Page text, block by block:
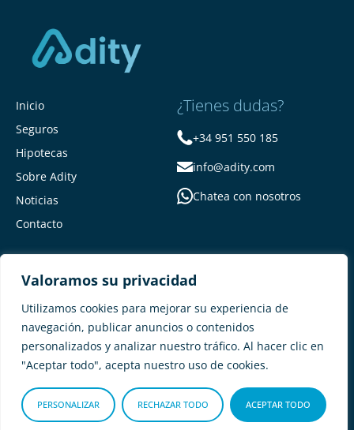
Valoramos su privacidad
Utilizamos cookies para mejorar su experiencia de
navegación, publicar anuncios o contenidos
personalizados y analizar nuestro tráfico. Al hacer clic en
"Aceptar todo", acepta nuestro uso de cookies.
PERSONALIZAR RECHAZAR TODO ACEPTAR TODO
Inicio
Seguros
Hipotecas
Sobre Adity
Noticias
Contacto
¿Tienes dudas?
+34 951 550 185
info@adity.com
Chatea con nosotros
Adity Seguros – Mapa del Sitio –